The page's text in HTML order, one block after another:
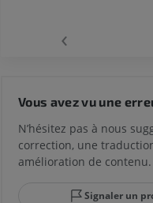
‹
Vous avez vu une
N’hésitez pas à nous
correction, une
amélioration de contenu.
Signaler un